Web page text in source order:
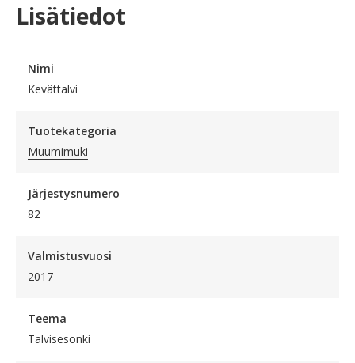
Lisätiedot
Nimi
Kevättalvi
Tuotekategoria
Muumimuki
Järjestysnumero
82
Valmistusvuosi
2017
Teema
Talvisesonki